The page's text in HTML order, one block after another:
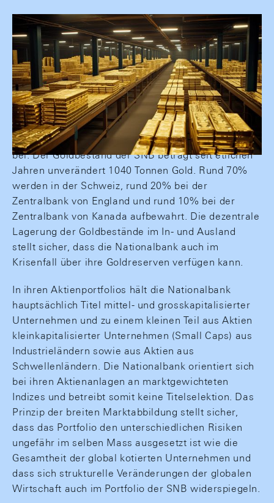
Goldlagerstätte (Symbolbild) ©AdobeStock
Einen Teil ihrer Währungsreserven hält die
Nationalbank in Gold. Sie ist dazu gemäss der
Bundesverfassung verpflichtet, das Edelmetall trägt
aber auch zur Diversifikation des Anlageportfolios
bei. Der Goldbestand der SNB beträgt seit etlichen
Jahren unverändert 1040 Tonnen Gold. Rund 70%
werden in der Schweiz, rund 20% bei der
Zentralbank von England und rund 10% bei der
Zentralbank von Kanada aufbewahrt. Die dezentrale
Lagerung der Goldbestände im In- und Ausland
stellt sicher, dass die Nationalbank auch im
Krisenfall über ihre Goldreserven verfügen kann.
In ihren Aktienportfolios hält die Nationalbank
hauptsächlich Titel mittel- und grosskapitalisierter
Unternehmen und zu einem kleinen Teil aus Aktien
kleinkapitalisierter Unternehmen (Small Caps) aus
Industrieländern sowie aus Aktien aus
Schwellenländern. Die Nationalbank orientiert sich
bei ihren Aktienanlagen an marktgewichteten
Indizes und betreibt somit keine Titelselektion. Das
Prinzip der breiten Marktabbildung stellt sicher,
dass das Portfolio den unterschiedlichen Risiken
ungefähr im selben Mass ausgesetzt ist wie die
Gesamtheit der global kotierten Unternehmen und
dass sich strukturelle Veränderungen der globalen
Wirtschaft auch im Portfolio der SNB widerspiegeln.